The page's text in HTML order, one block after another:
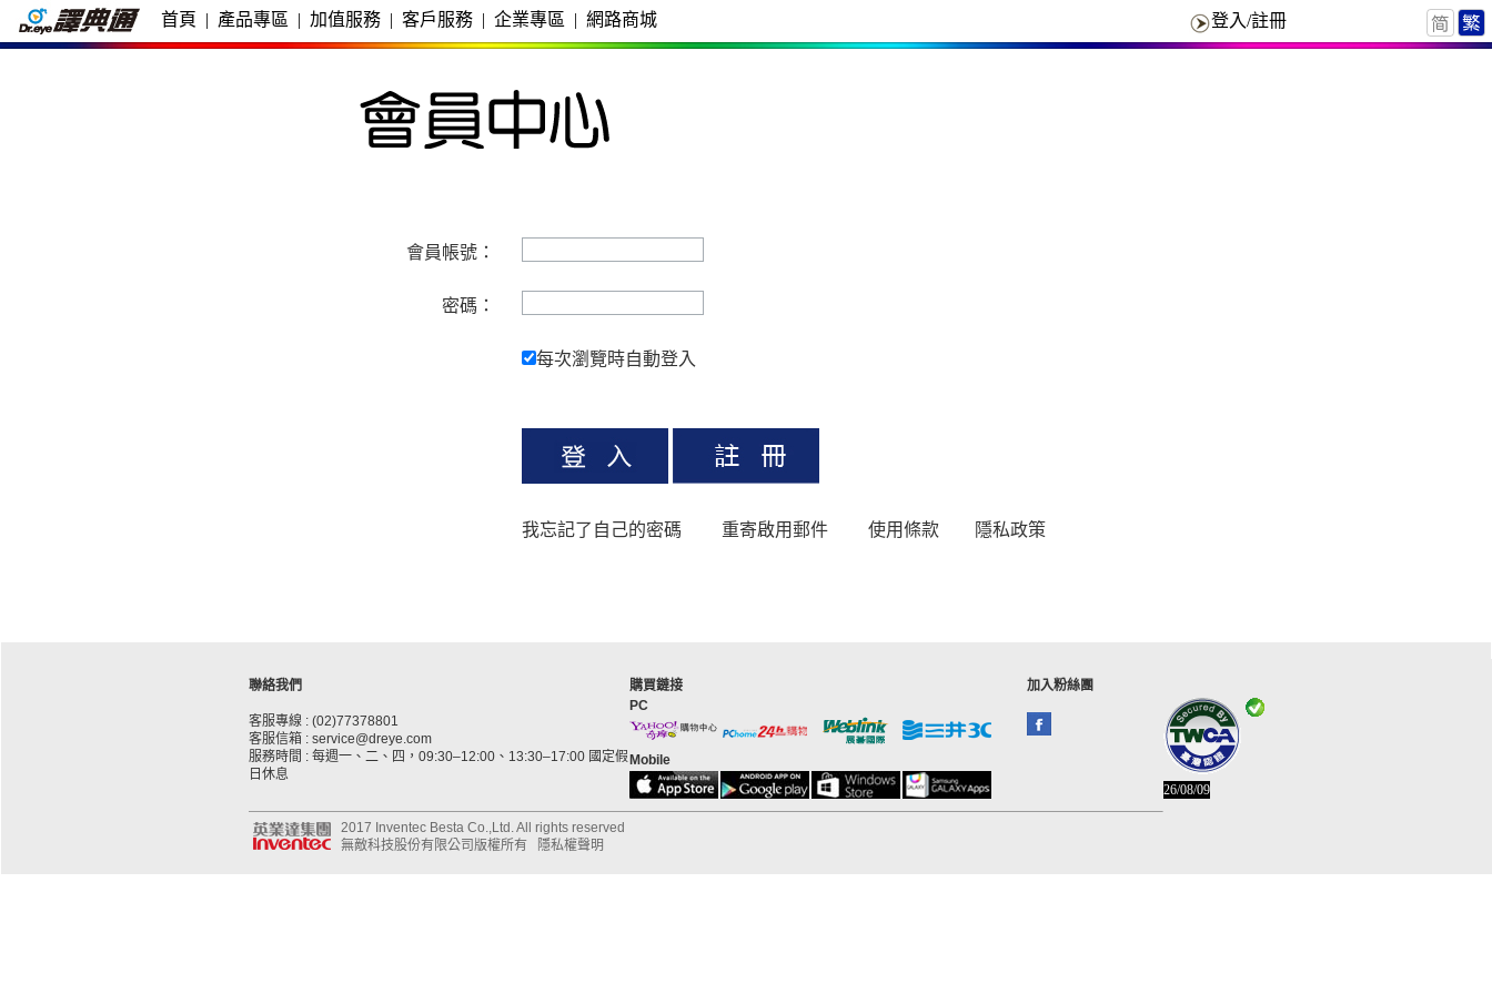
首頁 | 產品專區 | 加值服務 | 客戶服務 | 企業專區 | 網路商城 登入/註冊
會員帳號：
密碼：
每次瀏覽時自動登入
我忘記了自己的密碼 重寄啟用郵件 使用條款 隱私政策
聯絡我們
客服專線 : (02)77378801
客服信箱 : service@dreye.com
服務時間 : 每週一、二、四，09:30–12:00、13:30–17:00 國定假
日休息
購買鏈接
PC
Mobile
加入粉絲團
26/08/09
2017 Inventec Besta Co.,Ltd. All rights reserved
無敵科技股份有限公司版權所有
隱私權聲明